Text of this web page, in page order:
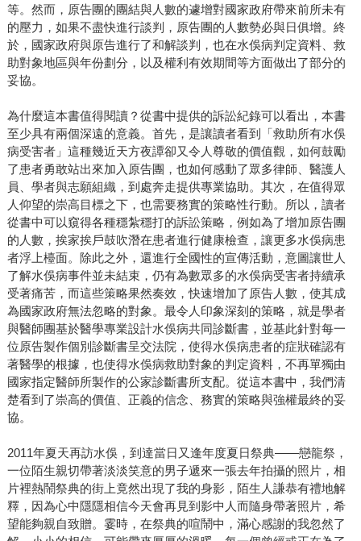
等。然而，原告團的團結與人數的遽增對國家政府帶來前所未有
的壓力，如果不盡快進行談判，原告團的人數勢必與日俱增。終
於，國家政府與原告進行了和解談判，也在水俁病判定資料、救
助對象地區與年份劃分，以及權利有效期間等方面做出了部分的
妥協。
為什麼這本書值得閱讀？從書中提供的訴訟紀錄可以看出，本書
至少具有兩個深遠的意義。首先，是讓讀者看到「救助所有水俁
病受害者」這種幾近天方夜譚卻又令人尊敬的價值觀，如何鼓勵
了患者勇敢站出來加入原告團，也如何感動了眾多律師、醫護人
員、學者與志願組織，到處奔走提供專業協助。其次，在值得眾
人仰望的崇高目標之下，也需要務實的策略性行動。所以，讀者
從書中可以窺得各種穩紮穩打的訴訟策略，例如為了增加原告團
的人數，挨家挨戶鼓吹潛在患者進行健康檢查，讓更多水俁病患
者浮上檯面。除此之外，還進行全國性的宣傳活動，意圖讓世人
了解水俁病事件並未結束，仍有為數眾多的水俁病受害者持續承
受著痛苦，而這些策略果然奏效，快速增加了原告人數，使其成
為國家政府無法忽略的對象。最令人印象深刻的策略，就是學者
與醫師團基於醫學專業設計水俁病共同診斷書，並基此針對每一
位原告製作個別診斷書呈交法院，使得水俁病患者的症狀確認有
著醫學的根據，也使得水俁病救助對象的判定資料，不再單獨由
國家指定醫師所製作的公家診斷書所支配。從這本書中，我們清
楚看到了崇高的價值、正義的信念、務實的策略與強權最終的妥
協。
2011年夏天再訪水俁，到達當日又逢年度夏日祭典——戀龍祭，
一位陌生親切帶著淡淡笑意的男子遞來一張去年拍攝的照片，相
片裡熱鬧祭典的街上竟然出現了我的身影，陌生人謙恭有禮地解
釋，因為心中隱隱相信今天會再見到影中人而隨身帶著照片，希
望能夠親自致贈。霎時，在祭典的喧鬧中，滿心感謝的我忽然了